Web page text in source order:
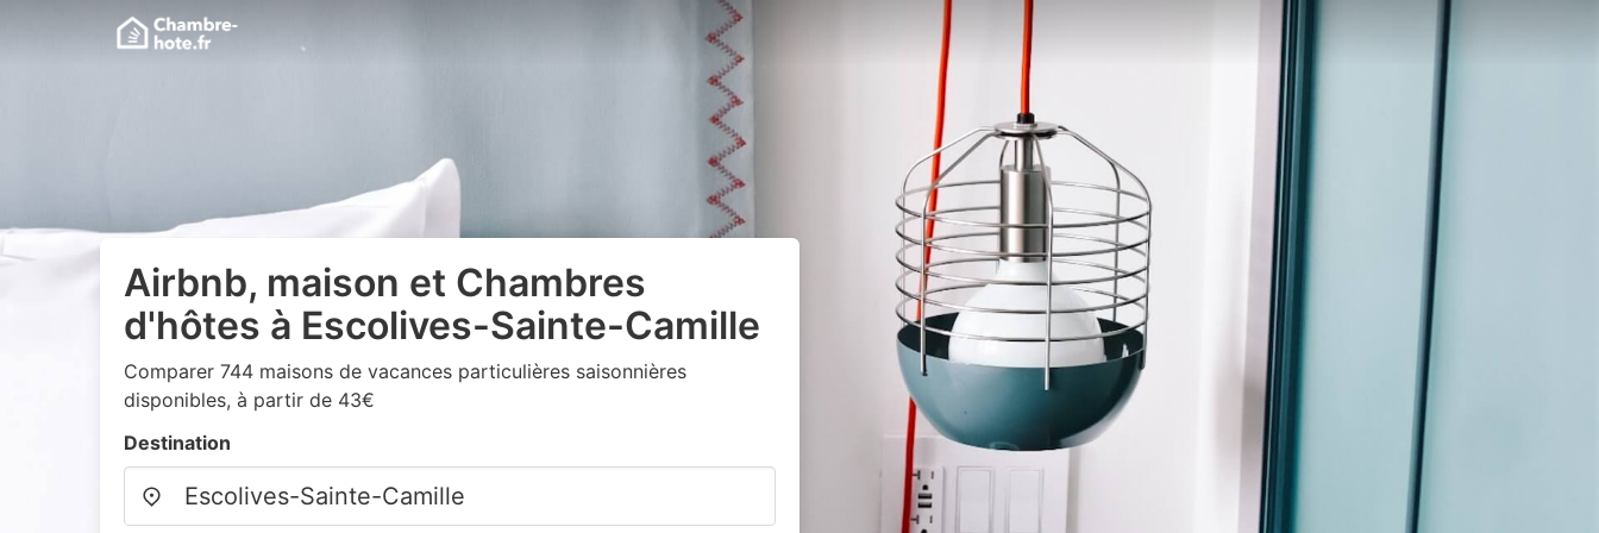
Airbnb, maison et Chambres
d'hôtes à Escolives-Sainte-Camille
Comparer 744 maisons de vacances particulières saisonnières
disponibles, à partir de 43€
Destination